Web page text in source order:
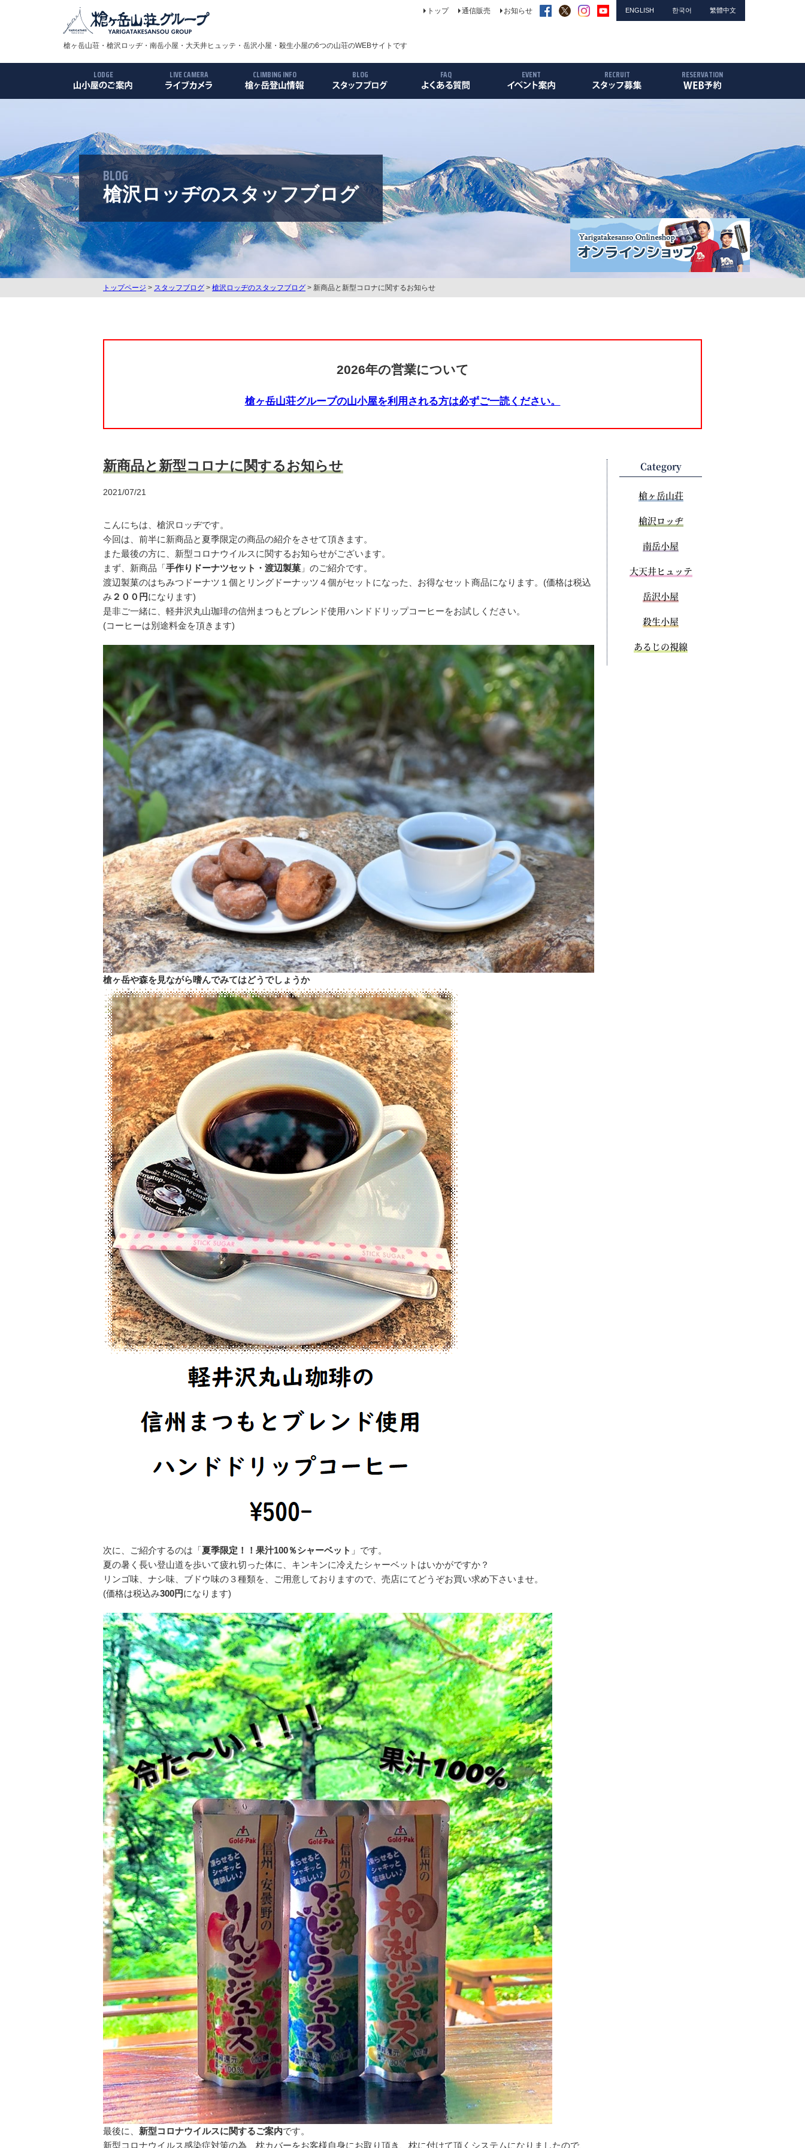
槍ヶ岳山荘・槍沢ロッヂ・南岳小屋・大天井ヒュッテ・岳沢小屋・殺生小屋の6つの山荘のWEBサイトです
トップ 通信販売 お知らせ ENGLISH 한국어 繁體中文
LODGE LIVE CAMERA CLIMBING INFO BLOG FAQ EVENT RECRUIT RESERVATION
BLOG
槍沢ロッヂのスタッフブログ
トップページ > スタッフブログ > 槍沢ロッヂのスタッフブログ > 新商品と新型コロナに関するお知らせ
2026年の営業について
槍ヶ岳山荘グループの山小屋を利用される方は必ずご一読ください。
新商品と新型コロナに関するお知らせ
2021/07/21
こんにちは、槍沢ロッヂです。
今回は、前半に新商品と夏季限定の商品の紹介をさせて頂きます。
また最後の方に、新型コロナウイルスに関するお知らせがございます。
まず、新商品「手作りドーナツセット・渡辺製菓 」のご紹介です。
渡辺製菓のはちみつドーナツ１個とリングドーナッツ４個がセットになった、お得なセット商品になります。(価格は税込
み ２００円になります)
是非ご一緒に、軽井沢丸山珈琲の信州まつもとブレンド使用ハンドドリップコーヒーをお試しください。
(コーヒーは別途料金を頂きます)
槍ヶ岳や森を見ながら嗜んでみてはどうでしょうか
次に、ご紹介するのは「夏季限定！！果汁100％シャーベット 」です。
夏の暑く長い登山道を歩いて疲れ切った体に、キンキンに冷えたシャーベットはいかがですか？
リンゴ味、ナシ味、ブドウ味の３種類を、ご用意しておりますので、売店にてどうぞお買い求め下さいませ。
(価格は税込み300円になります)
最後に、 新型コロナウイルスに関するご案内です。
新型コロナウイルス感染症対策の為、枕カバーをお客様自身にお取り頂き、枕に付けて頂くシステムになりましたので、
Category
槍ヶ岳山荘
槍沢ロッヂ
南岳小屋
大天井ヒュッテ
岳沢小屋
殺生小屋
あるじの視線